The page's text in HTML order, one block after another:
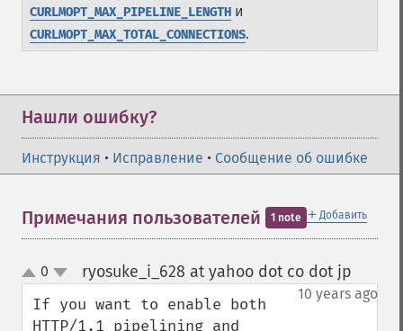
CURLMOPT_MAX_PIPELINE_LENGTH и
CURLMOPT_MAX_TOTAL_CONNECTIONS.
Нашли ошибку?
Инструкция • Исправление • Сообщение об ошибке
＋ Добавить
Примечания пользователей 1 note
up
down
0 ryosuke_i_628 at yahoo dot co dot jp
10 years ago
If you want to enable both
HTTP/1.1 pipelining and